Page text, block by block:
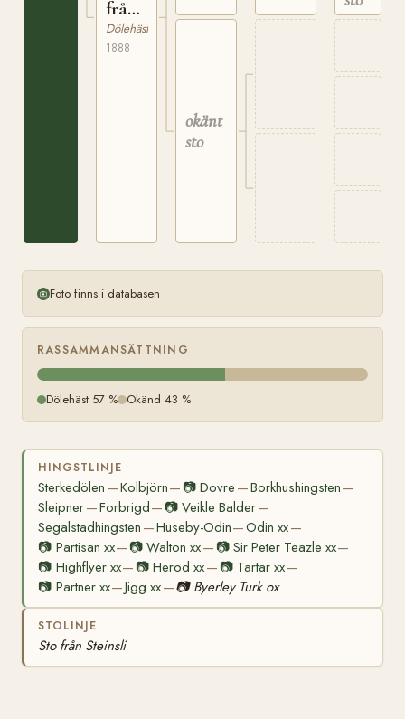
från
Steinsli
Dölehäst
1888
okänt
sto
Foto finns i databasen
RASSAMMANSÄTTNING
Dölehäst 57 % Okänd 43 %
HINGSTLINJE
Sterkedölen —Kolbjörn— 📷Dovre —Borkhushingsten—
Sleipner—Forbrigd— 📷Veikle Balder—
Segalstadhingsten —Huseby-Odin—Odin xx—
📷 Partisan xx— 📷Walton xx— 📷 Sir Peter Teazle xx—
📷 Highflyer xx— 📷Herod xx— 📷 Tartar xx—
📷 Partner xx—Jigg xx—📷 Byerley Turk ox
STOLINJE
Sto från Steinsli